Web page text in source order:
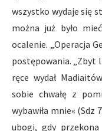
wszystko wydaje się
można już było
ocalenie. „Operacja
postępowania. „Zbyt
ręce wydał
sobie chwałę z
wybawiła mnie« (Sdz
ubogi, gdy